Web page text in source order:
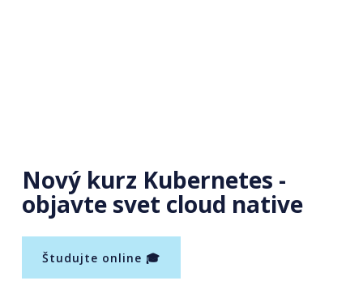
Nový kurz Kubernetes -
objavte svet cloud native
Študujte online 🎓